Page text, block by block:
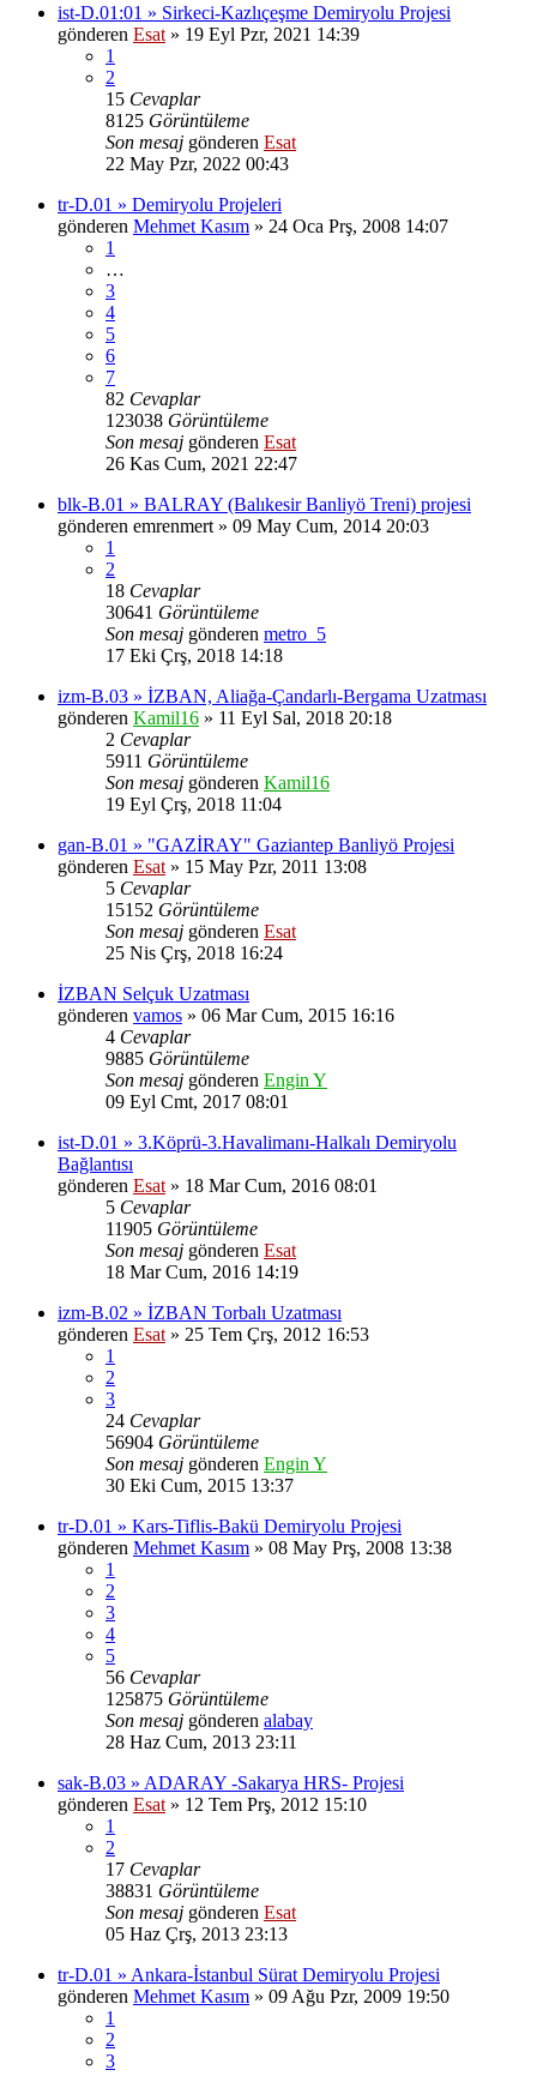
ist-D.01:01 » Sirkeci-Kazlıçeşme Demiryolu Projesi
gönderen Esat » 19 Eyl Pzr, 2021 14:39
1
2
15 Cevaplar
8125 Görüntüleme
Son mesaj gönderen Esat
22 May Pzr, 2022 00:43
tr-D.01 » Demiryolu Projeleri
gönderen Mehmet Kasım » 24 Oca Prş, 2008 14:07
1
…
3
4
5
6
7
82 Cevaplar
123038 Görüntüleme
Son mesaj gönderen Esat
26 Kas Cum, 2021 22:47
blk-B.01 » BALRAY (Balıkesir Banliyö Treni) projesi
gönderen emrenmert » 09 May Cum, 2014 20:03
1
2
18 Cevaplar
30641 Görüntüleme
Son mesaj gönderen metro_5
17 Eki Çrş, 2018 14:18
izm-B.03 » İZBAN, Aliağa-Çandarlı-Bergama Uzatması
gönderen Kamil16 » 11 Eyl Sal, 2018 20:18
2 Cevaplar
5911 Görüntüleme
Son mesaj gönderen Kamil16
19 Eyl Çrş, 2018 11:04
gan-B.01 » "GAZİRAY" Gaziantep Banliyö Projesi
gönderen Esat » 15 May Pzr, 2011 13:08
5 Cevaplar
15152 Görüntüleme
Son mesaj gönderen Esat
25 Nis Çrş, 2018 16:24
İZBAN Selçuk Uzatması
gönderen vamos » 06 Mar Cum, 2015 16:16
4 Cevaplar
9885 Görüntüleme
Son mesaj gönderen Engin Y
09 Eyl Cmt, 2017 08:01
ist-D.01 » 3.Köprü-3.Havalimanı-Halkalı Demiryolu
Bağlantısı
gönderen Esat » 18 Mar Cum, 2016 08:01
5 Cevaplar
11905 Görüntüleme
Son mesaj gönderen Esat
18 Mar Cum, 2016 14:19
izm-B.02 » İZBAN Torbalı Uzatması
gönderen Esat » 25 Tem Çrş, 2012 16:53
1
2
3
24 Cevaplar
56904 Görüntüleme
Son mesaj gönderen Engin Y
30 Eki Cum, 2015 13:37
tr-D.01 » Kars-Tiflis-Bakü Demiryolu Projesi
gönderen Mehmet Kasım » 08 May Prş, 2008 13:38
1
2
3
4
5
56 Cevaplar
125875 Görüntüleme
Son mesaj gönderen alabay
28 Haz Cum, 2013 23:11
sak-B.03 » ADARAY -Sakarya HRS- Projesi
gönderen Esat » 12 Tem Prş, 2012 15:10
1
2
17 Cevaplar
38831 Görüntüleme
Son mesaj gönderen Esat
05 Haz Çrş, 2013 23:13
tr-D.01 » Ankara-İstanbul Sürat Demiryolu Projesi
gönderen Mehmet Kasım » 09 Ağu Pzr, 2009 19:50
1
2
3